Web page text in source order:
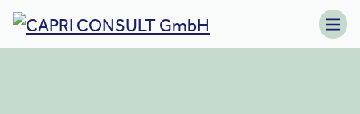
Skip to content
Toggle navigation